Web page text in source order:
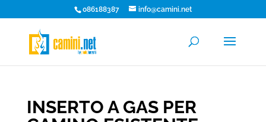
086188387 info@camini.net
INSERTO A GAS PER